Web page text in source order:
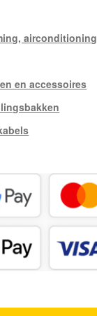
airconditioning
en accessoires